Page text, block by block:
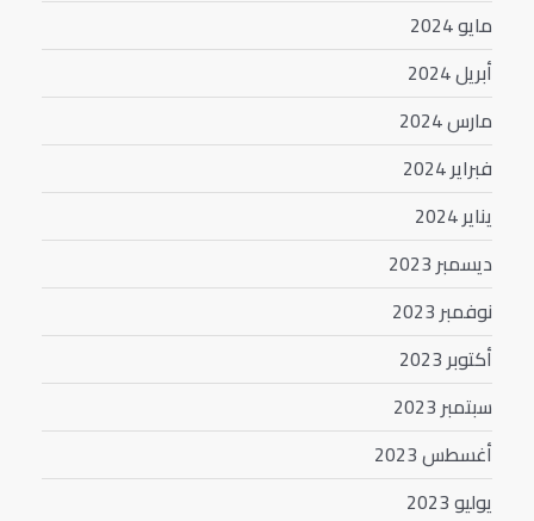
مايو 2024
أبريل 2024
مارس 2024
فبراير 2024
يناير 2024
ديسمبر 2023
نوفمبر 2023
أكتوبر 2023
سبتمبر 2023
أغسطس 2023
يوليو 2023